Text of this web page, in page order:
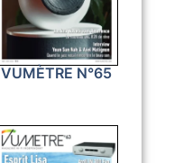
VUMÈTRE N°65